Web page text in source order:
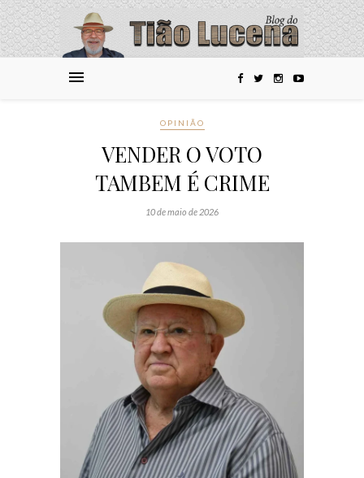
OPINIÃO
VENDER O VOTO
TAMBEM É CRIME
10 de maio de 2026